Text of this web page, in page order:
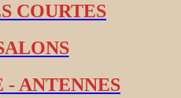
COURTES
ANTENNES